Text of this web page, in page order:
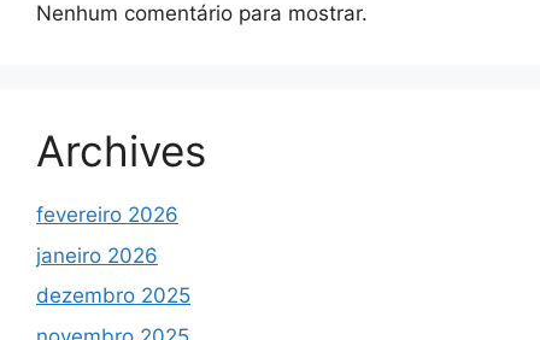
Nenhum comentário para mostrar.
Archives
fevereiro 2026
janeiro 2026
dezembro 2025